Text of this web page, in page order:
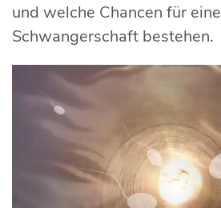
und welche Chancen für eine
Schwangerschaft bestehen.